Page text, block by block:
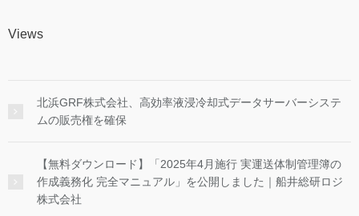
Views
北浜GRF株式会社、高効率液浸冷却式データサーバーシステ
ムの販売権を確保
【無料ダウンロード】「2025年4月施行 実運送体制管理簿の
作成義務化 完全マニュアル」を公開しました｜船井総研ロジ
株式会社